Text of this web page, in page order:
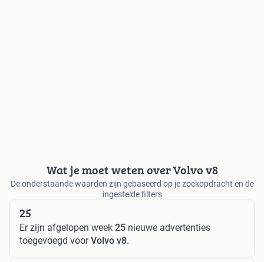
Wat je moet weten over Volvo v8
De onderstaande waarden zijn gebaseerd op je zoekopdracht en de
ingestelde filters
25
Er zijn afgelopen week 25 nieuwe advertenties
toegevoegd voorVolvo v8.